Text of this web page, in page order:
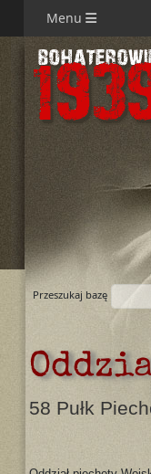
Menu
Przeszukaj bazę
58 Pułk